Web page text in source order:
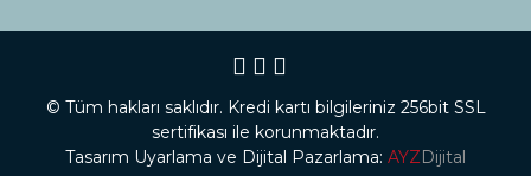
© Tüm hakları saklıdır. Kredi kartı bilgileriniz 256bit SSL
sertifikası ile korunmaktadır.
Tasarım Uyarlama ve Dijital Pazarlama: AYZDijital